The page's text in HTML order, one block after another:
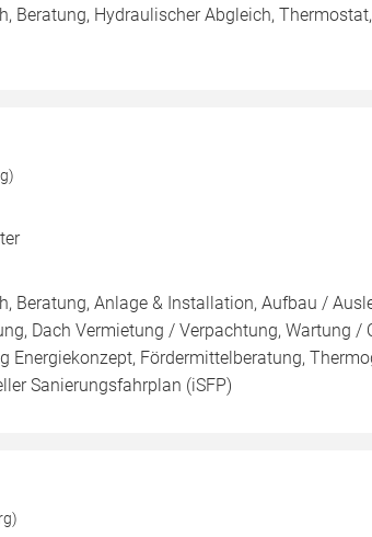
Beratung, Hydraulischer Abgleich, Thermostat,
Beratung, Anlage & Installation, Aufbau /
Dach Vermietung / Verpachtung, Wartung /
Energiekonzept, Fördermittelberatung,
Sanierungsfahrplan (iSFP)